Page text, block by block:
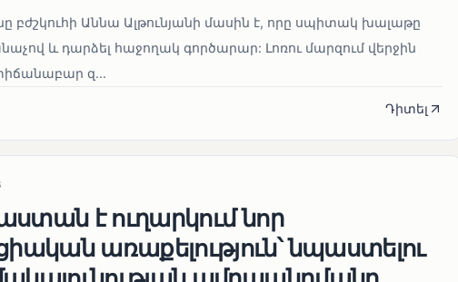
բժշկուհի Աննա Ալթունյանի մասին է, որը սպիտակ խալաթը
և դարձել հաջողակ գործարար: Լոռու մարզում վերջին
զ...
Դիտել
է ուղարկում նոր
առաքելություն՝ նպաստելու